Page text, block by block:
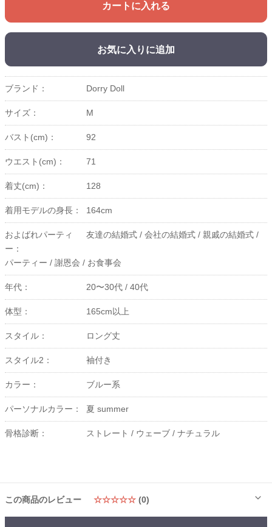
カートに入れる
お気に入りに追加
ブランド： Dorry Doll
サイズ： M
バスト(cm)： 92
ウエスト(cm)： 71
着丈(cm)： 128
着用モデルの身長： 164cm
およばれパーティ
ー：
友達の結婚式 / 会社の結婚式 / 親戚の結婚式 /
パーティー / 謝恩会 / お食事会
年代： 20〜30代 / 40代
体型： 165cm以上
スタイル： ロング丈
スタイル2： 袖付き
カラー： ブルー系
パーソナルカラー： 夏 summer
骨格診断： ストレート / ウェーブ / ナチュラル
この商品のレビュー ☆☆☆☆☆ (0)